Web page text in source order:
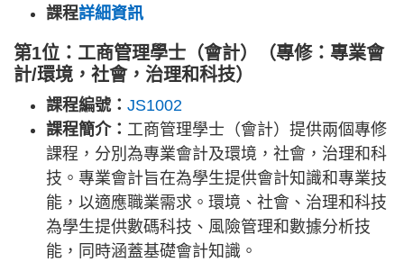
課程詳細資訊
第1位：工商管理學士（會計）（專修：專業會
計/環境，社會，治理和科技）
課程編號： JS1002
課程簡介： 工商管理學士（會計）提供兩個專修
課程，分別為專業會計及環境，社會，治理和科
技。專業會計旨在為學生提供會計知識和專業技
能，以適應職業需求。環境、社會、治理和科技
為學生提供數碼科技、風險管理和數據分析技
能，同時涵蓋基礎會計知識。